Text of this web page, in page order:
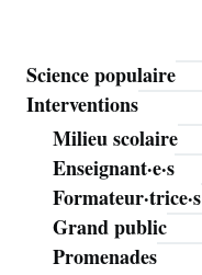
Mathoms
Science populaire
Interventions
Milieu scolaire
Enseignant·e·s
Formateur·trice·s
Grand public
Promenades